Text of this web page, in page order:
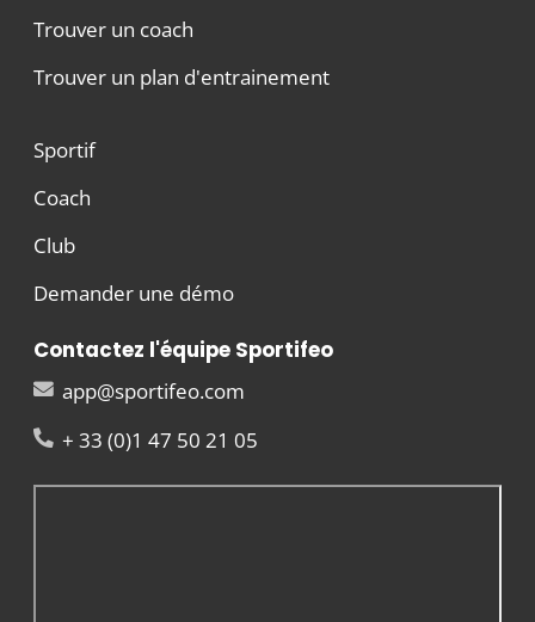
Trouver un coach
Trouver un plan d'entrainement
Sportif
Coach
Club
Demander une démo
Contactez l'équipe Sportifeo
app@sportifeo.com
+ 33 (0)1 47 50 21 05